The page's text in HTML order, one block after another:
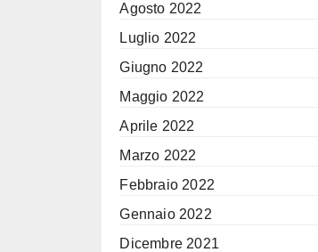
Agosto 2022
Luglio 2022
Giugno 2022
Maggio 2022
Aprile 2022
Marzo 2022
Febbraio 2022
Gennaio 2022
Dicembre 2021